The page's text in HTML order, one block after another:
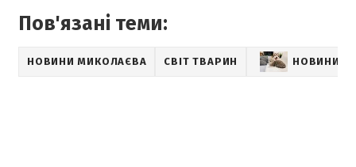
Пов'язані теми:
НОВИНИ МИКОЛАЄВА СВІТ ТВАРИН НОВИНИ